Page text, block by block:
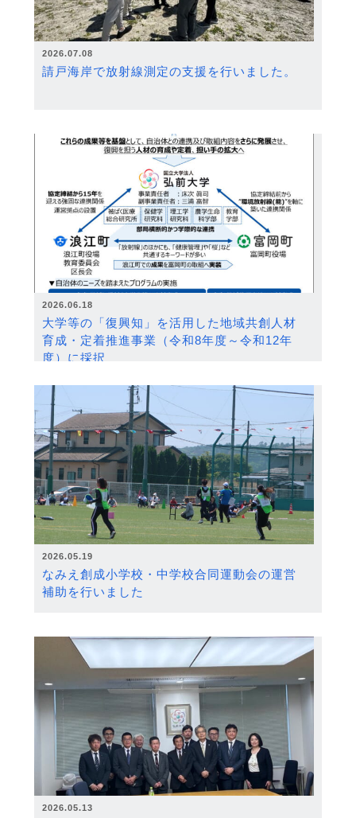
2026.07.08
請戸海岸で放射線測定の支援を行いました。
2026.06.18
大学等の「復興知」を活用した地域共創人材
育成・定着推進事業（令和8年度～令和12年
度）に採択
2026.05.19
なみえ創成小学校・中学校合同運動会の運営
補助を行いました
2026.05.13